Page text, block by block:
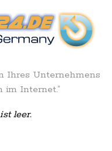
Ihres Unternehmens
im Internet.”
leer.